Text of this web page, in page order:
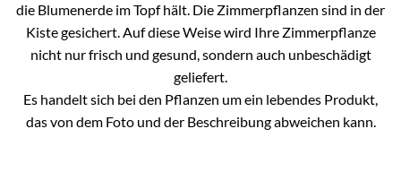
die Blumenerde im Topf hält. Die Zimmerpflanzen sind in der
Kiste gesichert. Auf diese Weise wird Ihre Zimmerpflanze
nicht nur frisch und gesund, sondern auch unbeschädigt
geliefert.
Es handelt sich bei den Pflanzen um ein lebendes Produkt,
das von dem Foto und der Beschreibung abweichen kann.